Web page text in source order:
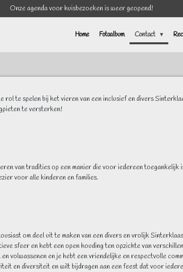
Onze agenda voor huisbezoeken is weer geopend!
Home Fotoalbum Contact
rol te spelen bij het vieren van een inclusief en divers
te versterken!
van tradities op een manier die voor iedereen toegankelijk
voor alle kinderen en families.
om deel uit te maken van een divers en vrolijk
sfeer en hebt een open houding ten opzichte van
volwassenen en je hebt een vriendelijke en respectvolle
en diversiteit en wilt bijdragen aan een feest dat voor